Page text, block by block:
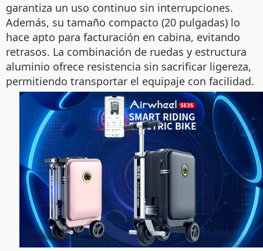
garantiza un uso continuo sin interrupciones.
Además, su tamaño compacto (20 pulgadas) lo
hace apto para facturación en cabina, evitando
retrasos. La combinación de ruedas y estructura
aluminio ofrece resistencia sin sacrificar ligereza,
permitiendo transportar el equipaje con facilidad.